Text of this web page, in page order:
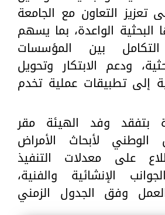
التعاون مع الجامعة
الواعدة، بما يسهم
بين المؤسسات
ودعم الابتكار وتحويل
إلى تطبيقات عملية تخدم
بتفقد وفد الهيئة مقر
لأبحاث الأمراض
على معدلات التنفيذ
الإنشائية والفنية،
وفق الجدول الزمني